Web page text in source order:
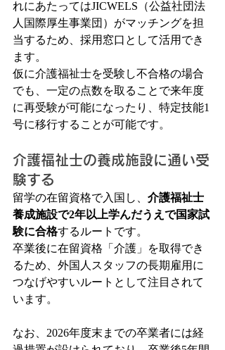
れにあたってはJICWELS（公益社団法
人国際厚生事業団）がマッチングを担
当するため、採用窓口として活用でき
ます。
仮に介護福祉士を受験し不合格の場合
でも、一定の点数を取ることで来年度
に再受験が可能になったり、特定技能1
号に移行することが可能です。
介護福祉士の養成施設に通い受
験する
留学の在留資格で入国し、 介護福祉士
養成施設で2年以上学んだうえで国家試
験に合格するルートです。
卒業後に在留資格「介護」を取得でき
るため、外国人スタッフの長期雇用に
つなげやすいルートとして注目されて
います。
なお、2026年度末までの卒業者には経